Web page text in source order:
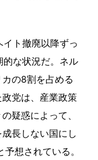
ト撤廃以降ずっ
的な状況だ。ネル
の8割を占める
党は、産業政策
疑惑によって、
長しない国にし
想されている。